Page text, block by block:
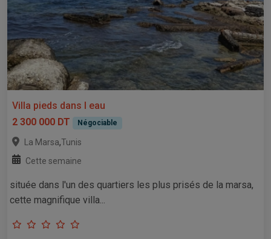
Villa pieds dans l eau
2 300 000 DT
Négociable
La Marsa,Tunis
Cette semaine
située dans l'un des quartiers les plus prisés de la marsa,
cette magnifique villa...